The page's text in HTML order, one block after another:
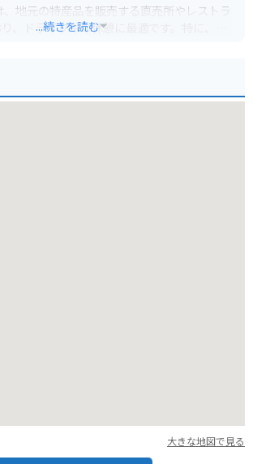
、地元の特産品を販売する直売所やレストラ
り、ドライブ中の休憩に最適です。特に、地
、道の駅 きくがわには、広い駐車場が完備
...続きを読む
大きな地図で見る